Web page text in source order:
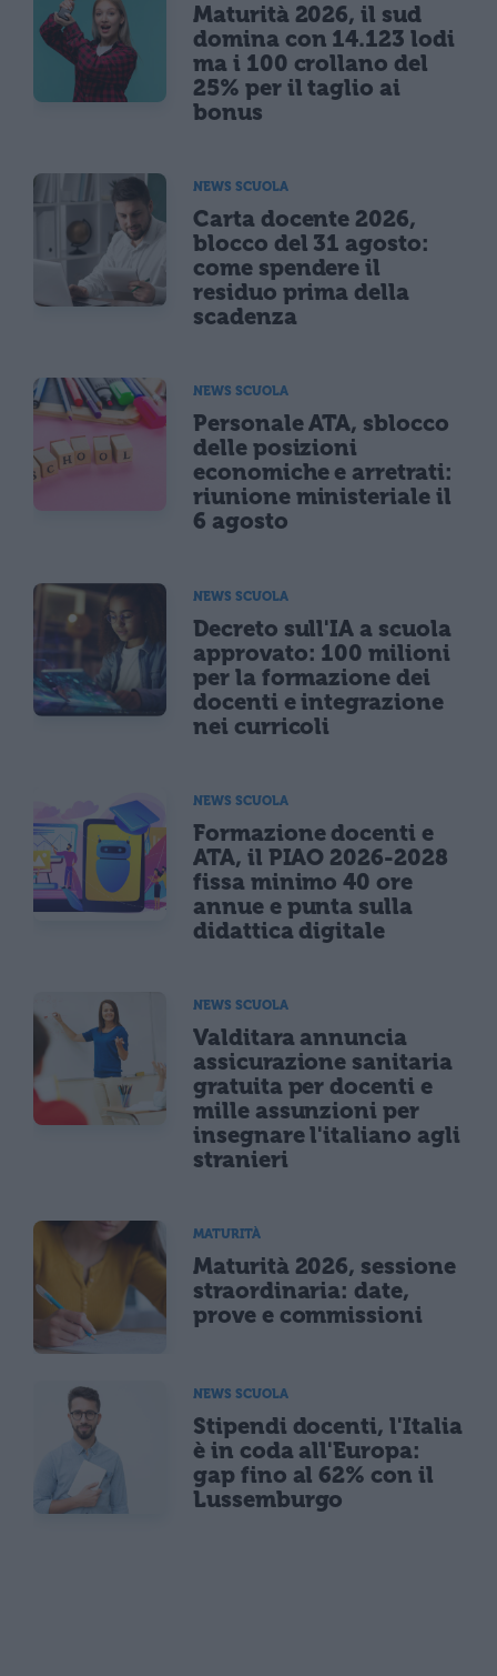
Maturità 2026, il sud
domina con 14.123 lodi
ma i 100 crollano del
25% per il taglio ai
bonus
NEWS SCUOLA
Carta docente 2026,
blocco del 31 agosto:
come spendere il
residuo prima della
scadenza
NEWS SCUOLA
Personale ATA, sblocco
delle posizioni
economiche e arretrati:
riunione ministeriale il
6 agosto
NEWS SCUOLA
Decreto sull'IA a scuola
approvato: 100 milioni
per la formazione dei
docenti e integrazione
nei curricoli
NEWS SCUOLA
Formazione docenti e
ATA, il PIAO 2026-2028
fissa minimo 40 ore
annue e punta sulla
didattica digitale
NEWS SCUOLA
Valditara annuncia
assicurazione sanitaria
gratuita per docenti e
mille assunzioni per
insegnare l'italiano agli
stranieri
MATURITÀ
Maturità 2026, sessione
straordinaria: date,
prove e commissioni
NEWS SCUOLA
Stipendi docenti, l'Italia
è in coda all'Europa:
gap fino al 62% con il
Lussemburgo